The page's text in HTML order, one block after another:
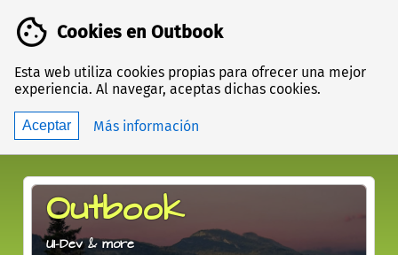
Cookies en Outbook
Esta web utiliza cookies propias para ofrecer una mejor
experiencia. Al navegar, aceptas dichas cookies.
Aceptar Más información
las
cookies
Outbook
UI-Dev & more